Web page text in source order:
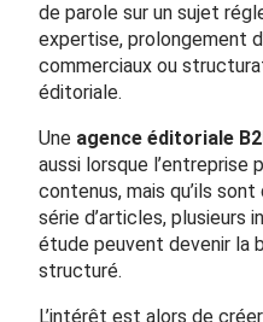
de parole sur un sujet
expertise, prolongement
commerciaux ou
éditoriale.
Une agence éditoriale
aussi lorsque l’entreprise
contenus, mais qu’ils
série d’articles, plusieurs
étude peuvent devenir la
structuré.
L’intérêt est alors de